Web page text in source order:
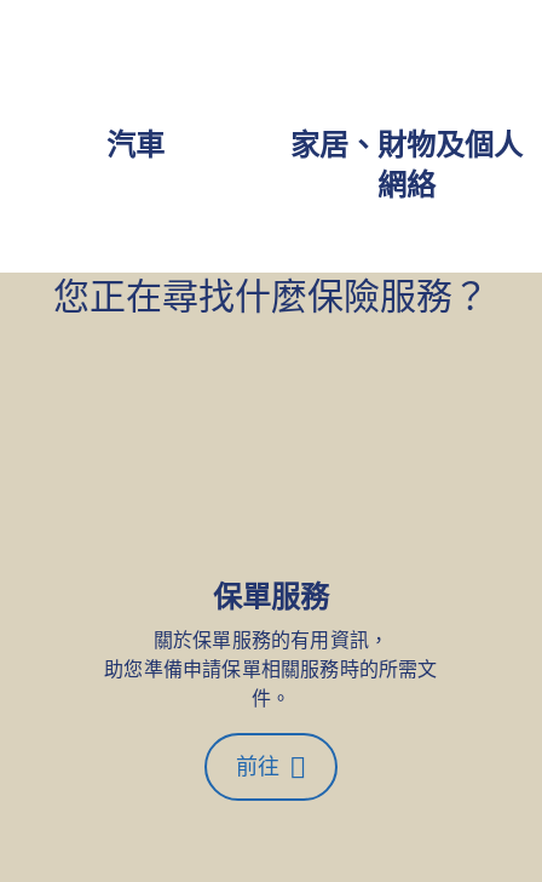
汽車
家居、財物及個人
網絡
您正在尋找什麼保險服務？
保單服務
關於保單服務的有用資訊，
助您準備申請保單相關服務時的所需文
件。
前往